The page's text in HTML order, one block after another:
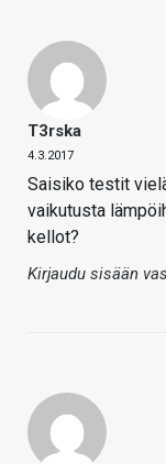
T3rska
4.3.2017
Saisiko testit
vaikutusta
kellot?
Kirjaudu sisään